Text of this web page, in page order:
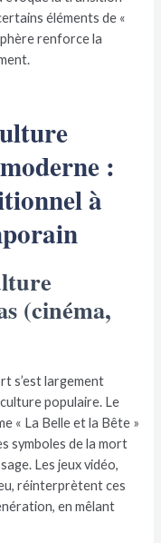
éléments de «
renforce la
:
à
(cinéma,
s’est largement
populaire. Le
« La Belle et la Bête »
symboles de la mort
Les jeux vidéo,
réinterprètent ces
en mêlant